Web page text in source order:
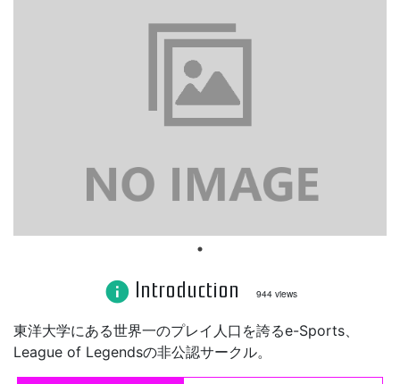
info Introduction 944 views
東洋大学にある世界一のプレイ人口を誇るe-Sports、
League of Legendsの非公認サークル。